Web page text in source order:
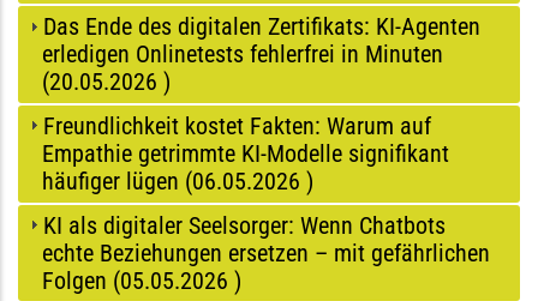
Das Ende des digitalen Zertifikats: KI-Agenten
erledigen Onlinetests fehlerfrei in Minuten
(20.05.2026 )
Freundlichkeit kostet Fakten: Warum auf
Empathie getrimmte KI-Modelle signifikant
häufiger lügen (06.05.2026 )
KI als digitaler Seelsorger: Wenn Chatbots
echte Beziehungen ersetzen – mit gefährlichen
Folgen (05.05.2026 )